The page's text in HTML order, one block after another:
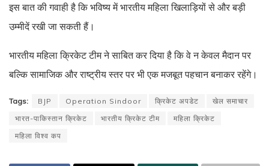
इस बात की गवाही है कि भविष्य में भारतीय महिला खिलाड़ियों से और बड़ी
उम्मीदें रखी जा सकती हैं।
भारतीय महिला क्रिकेट टीम ने साबित कर दिया है कि वे न केवल मैदान पर
बल्कि सामाजिक और राष्ट्रीय स्तर पर भी एक मजबूत पहचान बनाकर रहेंगे।
Tags: BJP Operation Sindoor क्रिकेट अपडेट
खेल समाचार
भारत-पाकिस्तान क्रिकेट
भारतीय क्रिकेट टीम
महिला क्रिकेट
महिला विश्व कप